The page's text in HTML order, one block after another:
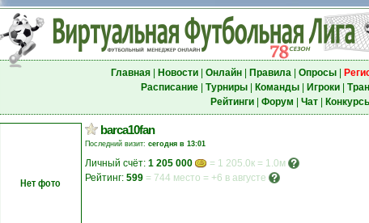
Главная| Новости| Онлайн| Правила| Опросы|
Расписание| Турниры| Команды| Игроки|
Рейтинги| Форум Чат|
Нет фото
barca10fan
Последний визит: сегодня в 13:01
Личный счёт: 1 205 000
= 1 205.0к = 1.0м
Рейтинг: 599 = 744 место = +6 в августе